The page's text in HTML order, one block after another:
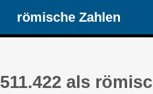
römische Zahlen
511.422 als